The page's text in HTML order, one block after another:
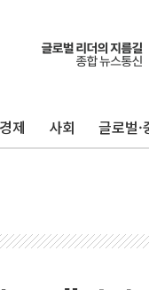
경제 사회 글로벌·